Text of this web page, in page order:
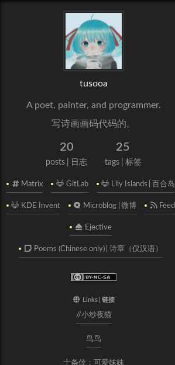
tusooa
A poet, painter, and programmer.
写诗画画码代码的。
20
posts 日志
25
tags 标签
Matrix GitLab Lily Islands 百合岛
KDE Invent Microblog 微博 Feed
Ejective
Poems (Chinese only) 诗章（仅汉语）
Links 链接
//小纱夜猫
鸟鸟
十条倖：可爱妹妹